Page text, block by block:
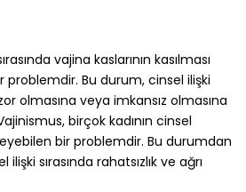
vajina kaslarının kasılması
problemdir. Bu durum, cinsel ilişki
olmasına veya imkansız olmasına
birçok kadının cinsel
bir problemdir. Bu durumdan
sırasında rahatsızlık ve ağrı